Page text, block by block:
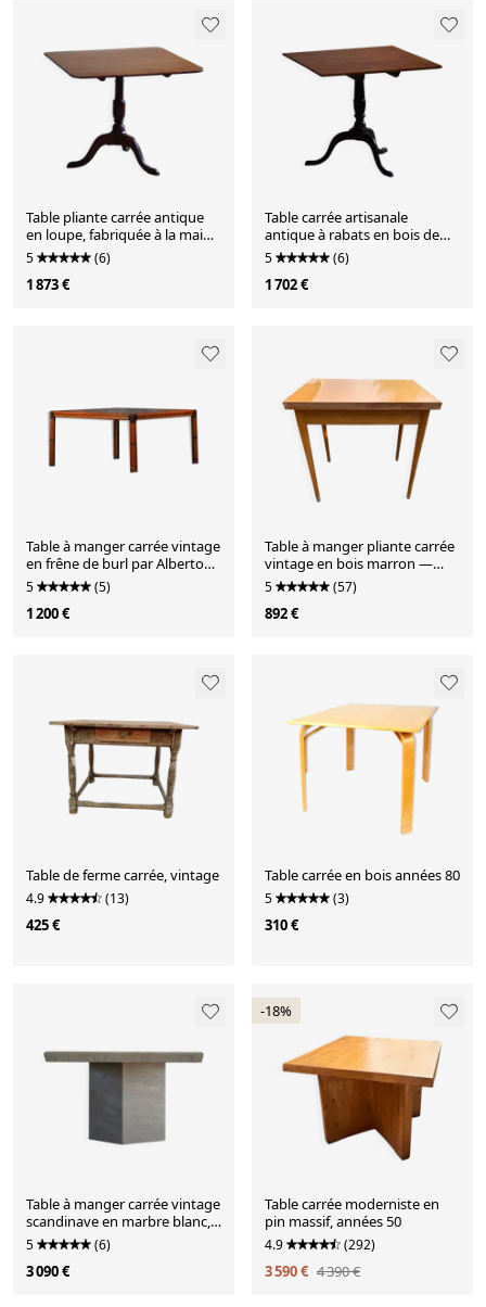
Table pliante carrée antique
en loupe, fabriquée à la main
en Suède, XIXe siècle
5 (6)
1 873 €
Table carrée artisanale
antique à rabats en bois de
loupe, suédoise, 19ème siècle
5 (6)
1 702 €
Table à manger carrée vintage
en frêne de burl par Alberto
Smania pour Studio Smania
Interni, Italie, années 1960.
5 (5)
1 200 €
Table à manger pliante carrée
vintage en bois marron —
design mid-century années 60
5 (57)
892 €
Table de ferme carrée, vintage
4.9 (13)
425 €
Table carrée en bois années 80
5 (3)
310 €
Table à manger carrée vintage
scandinave en marbre blanc,
années 1980
5 (6)
3 090 €
-18%
Table carrée moderniste en
pin massif, années 50
4.9 (292)
3 590 € 4 390 €